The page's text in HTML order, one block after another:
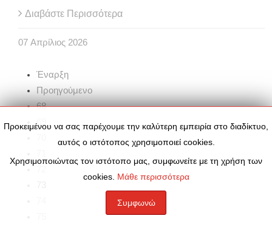
Διαβάστε Περισσότερα
07 Απρίλιος 2026
Έναρξη
Προηγούμενο
68
69
Προκειμένου να σας παρέχουμε την καλύτερη εμπειρία στο διαδίκτυο,
αυτός ο ιστότοπος χρησιμοποιεί cookies.
Χρησιμοποιώντας τον ιστότοπο μας, συμφωνείτε με τη χρήση των
cookies. Μάθε περισσότερα
Συμφωνώ